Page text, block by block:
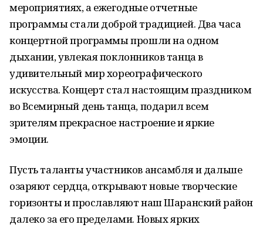
мероприятиях, а ежегодные отчетные
программы стали доброй традицией. Два часа
концертной программы прошли на одном
дыхании, увлекая поклонников танца в
удивительный мир хореографического
искусства. Концерт стал настоящим праздником
во Всемирный день танца, подарил всем
зрителям прекрасное настроение и яркие
эмоции.
Пусть таланты участников ансамбля и дальше
озаряют сердца, открывают новые творческие
горизонты и прославляют наш Шаранский район
далеко за его пределами. Новых ярких